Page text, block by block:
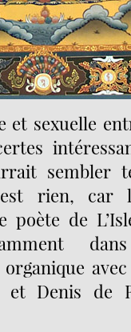
et sexuelle
sembler
rien, car
poète de
avec
Denis de